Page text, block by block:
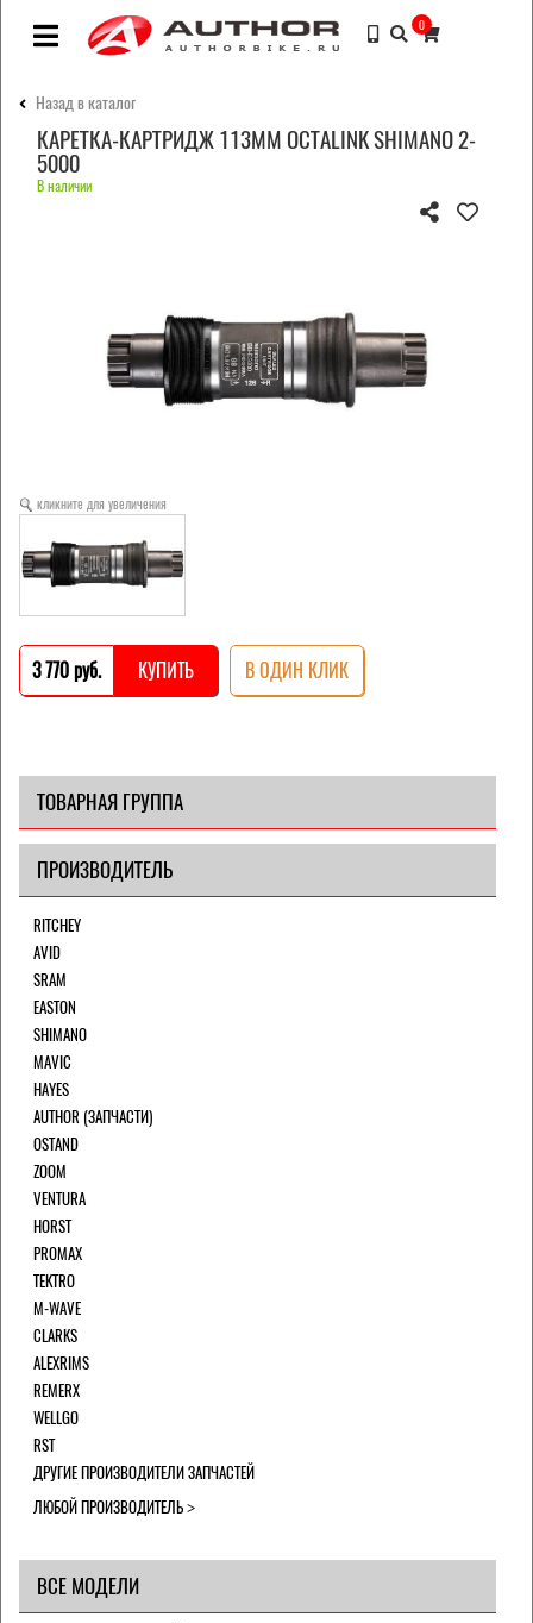
0
Назад в каталог
КАРЕТКА-КАРТРИДЖ 113ММ OCTALINK SHIMANO 2-
5000
В наличии
кликните для увеличения
3 770 pуб. КУПИТЬ В ОДИН КЛИК
ТОВАРНАЯ ГРУППА
ПРОИЗВОДИТЕЛЬ
RITCHEY
AVID
SRAM
EASTON
SHIMANO
MAVIC
HAYES
AUTHOR (ЗАПЧАСТИ)
OSTAND
ZOOM
VENTURA
HORST
PROMAX
TEKTRO
M-WAVE
CLARKS
ALEXRIMS
REMERX
WELLGO
RST
ДРУГИЕ ПРОИЗВОДИТЕЛИ ЗАПЧАСТЕЙ
ЛЮБОЙ ПРОИЗВОДИТЕЛЬ
ВСЕ МОДЕЛИ